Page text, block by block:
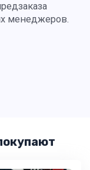
менеджеров.